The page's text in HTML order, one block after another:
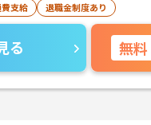
支給 退職金制度あり
る 無料